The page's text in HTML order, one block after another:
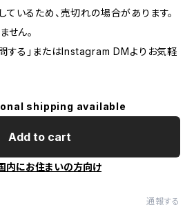
いるため、売切れの場合があります。
せん。
する」またはInstagram DMよりお気軽
shipping available
Add to cart
内にお住まいの方向け
通報する